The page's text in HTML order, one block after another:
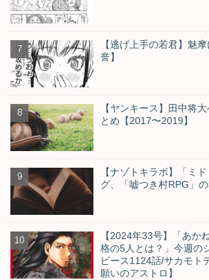
【逃げ上手の若君】魅
誉】
【ヤンキース】田中将
とめ【2017〜2019】
【ナゾトキラボ】「ミ
グ、「嘘つき村RPG」
【2024年33号】「あか
格の5人とは？」今週の
ピース1124話/サカモト
願いのアストロ】